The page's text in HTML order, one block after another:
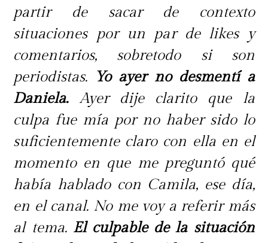
partir de sacar de contexto
situaciones por un par de likes y
comentarios, sobretodo si son
periodistas. Yo ayer no desmentí a
Daniela.Ayer dije clarito que la
culpa fue mía por no haber sido lo
suficientemente claro con ella en el
momento en que me preguntó qué
había hablado con Camila, ese día,
en el canal. No me voy a referir más
al tema. El culpable de la situación